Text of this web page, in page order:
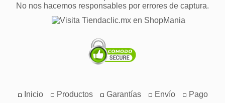
No nos hacemos responsables por errores de captura.
Inicio Productos Garantías Envío
Pago